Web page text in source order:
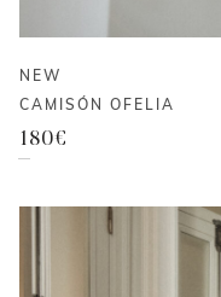
NEW
CAMISÓN OFELIA
180€